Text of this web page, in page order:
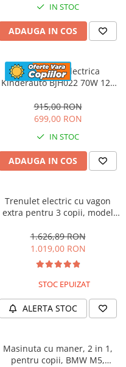
IN STOC
ADAUGA IN COS
Motocicleta electrica
Kinderauto BJH022 70W 12V
culoare Rosie
915,00 RON
699,00 RON
IN STOC
ADAUGA IN COS
Trenulet electric cu vagon
extra pentru 3 copii, model
music player, albastru
1.626,89 RON
1.019,00 RON
STOC EPUIZAT
ALERTA STOC
Masinuta cu maner, 2 in 1,
pentru copii, BMW M5,